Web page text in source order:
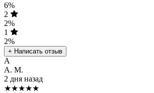
6%
2
2%
1
2%
+ Написать отзыв
А
А. М.
2 дня назад
★★★★★